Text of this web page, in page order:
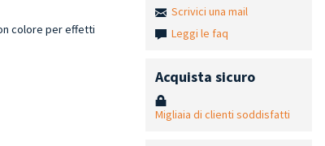
colore per effetti
Scrivici una mail
Leggi le faq
Acquista sicuro
Migliaia di clienti soddisfatti